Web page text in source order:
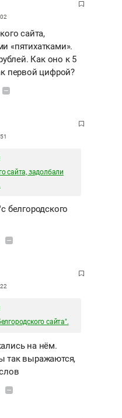
сайта,
«пятихатками».
Как оно к 5
первой цифрой?
сайта, задолбали
белгородского
сайта".
на нём.
так выражаются,